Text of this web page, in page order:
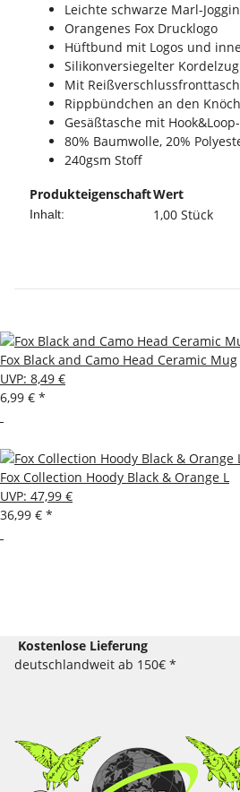
Leichte schwarze Marl-
Orangenes Fox Drucklogo
Hüftbund mit Logos und
Silikonversiegelter Kordelzug
Mit
Rippbündchen an den
Gesäßtasche mit
80% Baumwolle, 20%
240gsm Stoff
ProdukteigenschaftWert
Inhalt: 1,00 Stück
Fox Black and Camo Head Ceramic Mug
UVP: 8,49 €
6,99 € *
Fox Collection Hoody Black & Orange L
UVP: 47,99 €
36,99 € *
Kostenlose Lieferung
deutschlandweit ab 150€ *